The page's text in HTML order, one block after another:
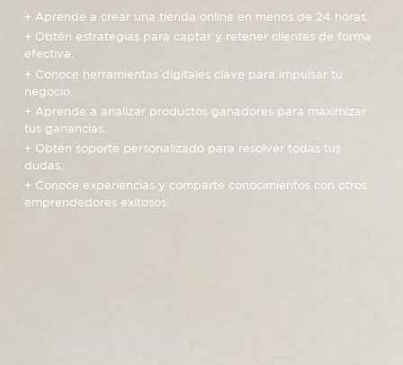
+ Aprende a crear una tienda online en menos de 24 horas.
+ Obtén estrategias para captar y retener clientes de forma
efectiva.
+ Conoce herramientas digitales clave para impulsar tu
negocio.
+ Aprende a analizar productos ganadores para maximizar
tus ganancias.
+ Obtén soporte personalizado para resolver todas tus
dudas.
+ Conoce experiencias y comparte conocimientos con otros
emprendedores exitosos.